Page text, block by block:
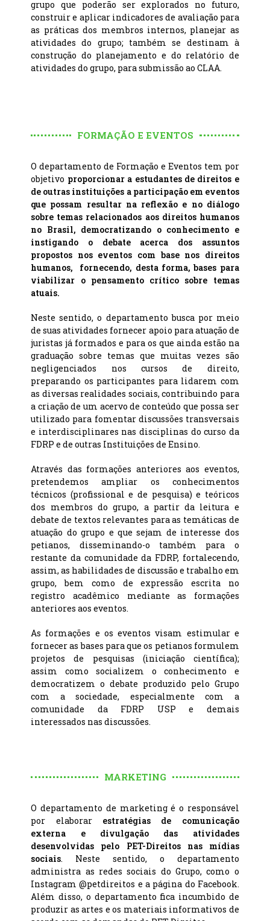
grupo que poderão ser explorados no futuro,
construir e aplicar indicadores de avaliação para
as práticas dos membros internos, planejar as
atividades do grupo; também se destinam à
construção do planejamento e do relatório de
atividades do grupo, para submissão ao CLAA.
FORMAÇÃO E EVENTOS
O departamento de Formação e Eventos tem por
objetivo proporcionar a estudantes de direitos e
de outras instituições a participação em eventos
que possam resultar na reflexão e no diálogo
sobre temas relacionados aos direitos humanos
no Brasil, democratizando o conhecimento e
instigando o debate acerca dos assuntos
propostos nos eventos com base nos direitos
humanos, fornecendo, desta forma, bases para
viabilizar o pensamento crítico sobre temas
atuais.
Neste sentido, o departamento busca por meio
de suas atividades fornecer apoio para atuação de
juristas já formados e para os que ainda estão na
graduação sobre temas que muitas vezes são
negligenciados nos cursos de direito,
preparando os participantes para lidarem com
as diversas realidades sociais, contribuindo para
a criação de um acervo de conteúdo que possa ser
utilizado para fomentar discussões transversais
e interdisciplinares nas disciplinas do curso da
FDRP e de outras Instituições de Ensino.
Através das formações anteriores aos eventos,
pretendemos ampliar os conhecimentos
técnicos (profissional e de pesquisa) e teóricos
dos membros do grupo, a partir da leitura e
debate de textos relevantes para as temáticas de
atuação do grupo e que sejam de interesse dos
petianos, disseminando-o também para o
restante da comunidade da FDRP, fortalecendo,
assim, as habilidades de discussão e trabalho em
grupo, bem como de expressão escrita no
registro acadêmico mediante as formações
anteriores aos eventos.
As formações e os eventos visam estimular e
fornecer as bases para que os petianos formulem
projetos de pesquisas (iniciação científica);
assim como socializem o conhecimento e
democratizem o debate produzido pelo Grupo
com a sociedade, especialmente com a
comunidade da FDRP USP e demais
interessados nas discussões.
MARKETING
O departamento de marketing é o responsável
por elaborar estratégias de comunicação
externa e divulgação das atividades
desenvolvidas pelo PET-Direitos nas mídias
sociais. Neste sentido, o departamento
administra as redes sociais do Grupo, como o
Instagram @petdireitos e a página do Facebook.
Além disso, o departamento fica incumbido de
produzir as artes e os materiais informativos de